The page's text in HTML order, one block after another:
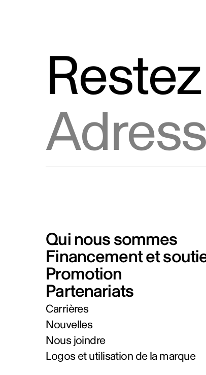
Qui nous sommes
Financement et
Promotion
Partenariats
Carrières
Nouvelles
Nous joindre
Logos et utilisation de la marque